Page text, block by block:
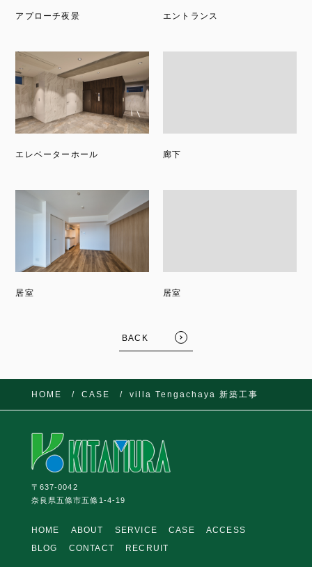
FOLLOW US:
アプローチ夜景 エントランス
エレベーターホール 廊下
居室 居室
BACK
HOME CASE villa Tengachaya 新築工事
〒637-0042
奈良県五條市五條1-4-19
HOME ABOUT SERVICE CASE
ACCESS
BLOG
CONTACT RECRUIT